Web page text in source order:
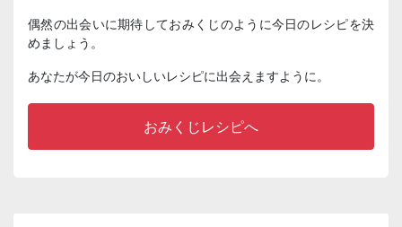
偶然の出会いに期待しておみくじのように今日のレシピを決
めましょう。
あなたが今日のおいしいレシピに出会えますように。
おみくじレシピへ